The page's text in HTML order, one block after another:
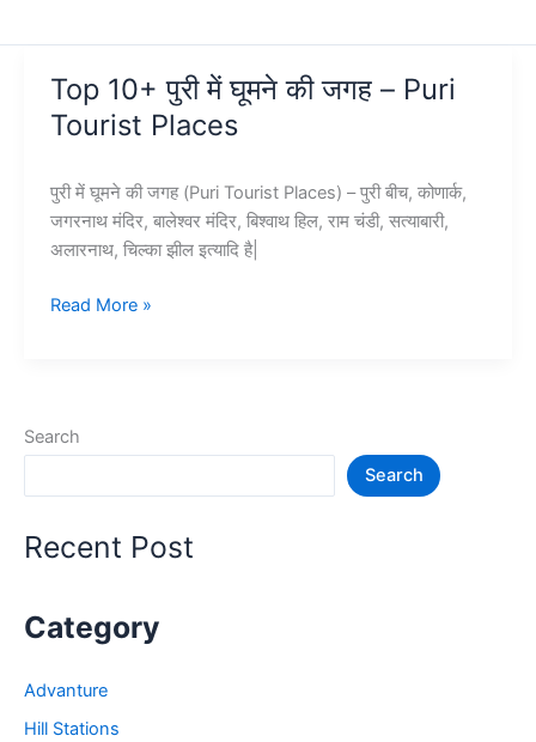
Top 10+ पुरी में घूमने की जगह – Puri
Tourist Places
पुरी में घूमने की जगह (Puri Tourist Places) – पुरी बीच, कोणार्क,
जगरनाथ मंदिर, बालेश्वर मंदिर, बिश्वाथ हिल, राम चंडी, सत्याबारी,
अलारनाथ, चिल्का झील इत्यादि है|
Top
की
Tourist
Read More »
Search
Search
Recent Post
Category
Advanture
Hill Stations